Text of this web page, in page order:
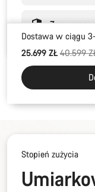
Dostawa w ciągu
25.699 ZŁ 40.599
Stopień zużycia